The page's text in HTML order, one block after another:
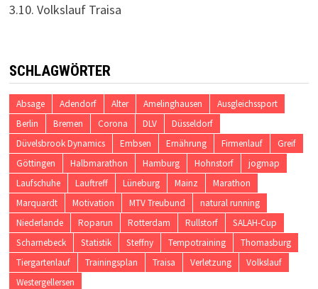
3.10. Volkslauf Traisa
SCHLAGWÖRTER
Absage Adendorf Alter Amelinghausen
Ausgleichssport
Berlin
Bremen Corona DLV
Düsseldorf
Düvelsbrook Dynamics
Embsen Ernährung Firmenlauf
Greif
Göttingen
Halbmarathon Hamburg Hohnstorf
jogmap
Laufschuhe
Lauftreff Lüneburg Mainz
Marathon
Marquardt
Motivation MTV Treubund
natural running
Niederlande
Roparun Rotterdam Rullstorf
SALAH-Cup
Scharnebeck
Statistik Steffny Tempotraining
Thomasburg
Tiergartenlauf
Trainingsplan Traisa Verletzung
Volkslauf
Westergellersen